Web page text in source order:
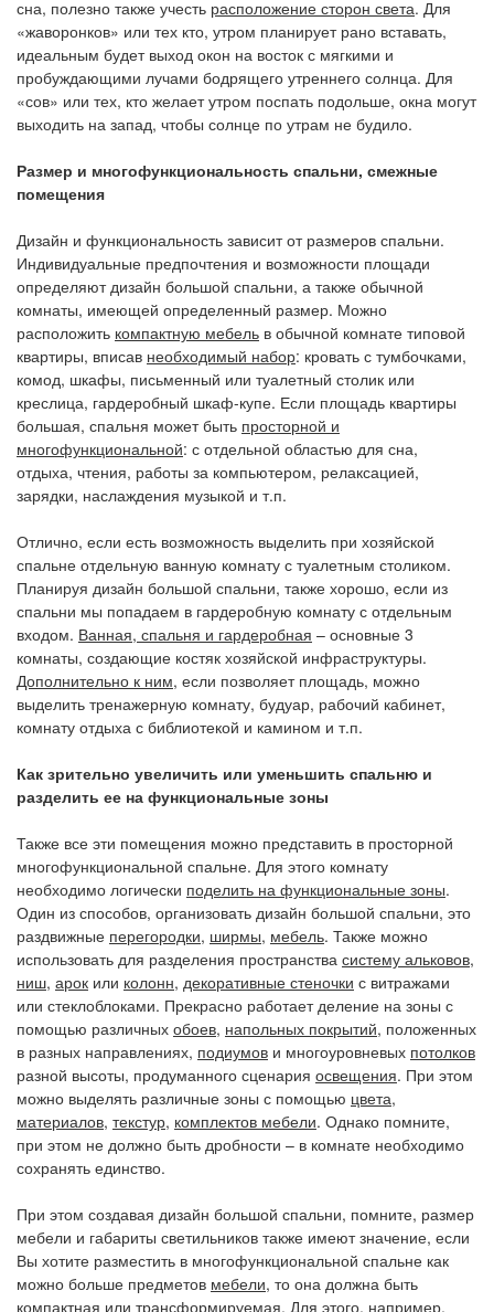
сна, полезно также учесть расположение сторон света. Для
«жаворонков» или тех кто, утром планирует рано вставать,
идеальным будет выход окон на восток с мягкими и
пробуждающими лучами бодрящего утреннего солнца. Для
«сов» или тех, кто желает утром поспать подольше, окна могут
выходить на запад, чтобы солнце по утрам не будило.
Размер и многофункциональность спальни, смежные
помещения
Дизайн и функциональность зависит от размеров спальни.
Индивидуальные предпочтения и возможности площади
определяют дизайн большой спальни, а также обычной
комнаты, имеющей определенный размер. Можно
расположить компактную мебель в обычной комнате типовой
квартиры, вписав необходимый набор: кровать с тумбочками,
комод, шкафы, письменный или туалетный столик или
креслица, гардеробный шкаф-купе. Если площадь квартиры
большая, спальня может быть просторной и
многофункциональной: с отдельной областью для сна,
отдыха, чтения, работы за компьютером, релаксацией,
зарядки, наслаждения музыкой и т.п.
Отлично, если есть возможность выделить при хозяйской
спальне отдельную ванную комнату с туалетным столиком.
Планируя дизайн большой спальни, также хорошо, если из
спальни мы попадаем в гардеробную комнату с отдельным
входом. Ванная, спальня и гардеробная – основные 3
комнаты, создающие костяк хозяйской инфраструктуры.
Дополнительно к ним, если позволяет площадь, можно
выделить тренажерную комнату, будуар, рабочий кабинет,
комнату отдыха с библиотекой и камином и т.п.
Как зрительно увеличить или уменьшить спальню и
разделить ее на функциональные зоны
Также все эти помещения можно представить в просторной
многофункциональной спальне. Для этого комнату
необходимо логически поделить на функциональные зоны.
Один из способов, организовать дизайн большой спальни, это
раздвижные перегородки, ширмы, мебель. Также можно
использовать для разделения пространства систему альковов,
ниш, арок или колонн, декоративные стеночки с витражами
или стеклоблоками. Прекрасно работает деление на зоны с
помощью различных обоев, напольных покрытий, положенных
в разных направлениях, подиумов и многоуровневых потолков
разной высоты, продуманного сценария освещения. При этом
можно выделять различные зоны с помощью цвета,
материалов, текстур, комплектов мебели. Однако помните,
при этом не должно быть дробности – в комнате необходимо
сохранять единство.
При этом создавая дизайн большой спальни, помните, размер
мебели и габариты светильников также имеют значение, если
Вы хотите разместить в многофункциональной спальне как
можно больше предметов мебели, то она должна быть
компактная или трансформируемая. Для этого, например,